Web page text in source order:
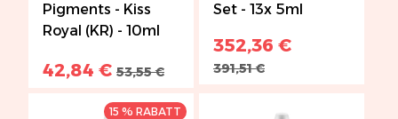
Pigments - Kiss
Royal (KR) - 10ml
42,84 € 53,55 €
Set - 13x 5ml
352,36 €
391,51 €
15 % RABATT